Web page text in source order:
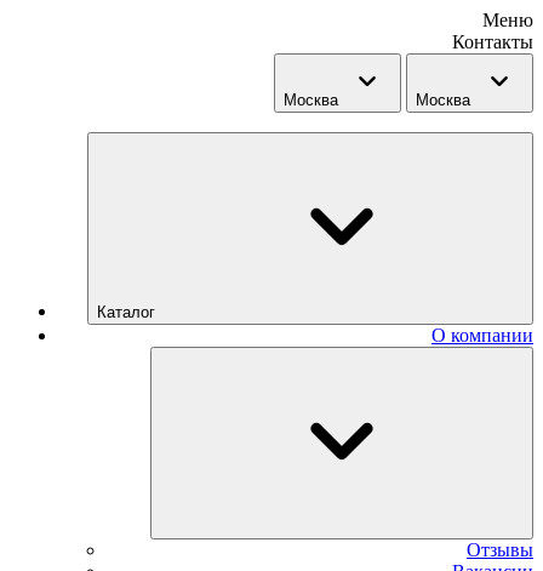
Меню
Контакты
Москва Москва
Каталог
О компании
Отзывы